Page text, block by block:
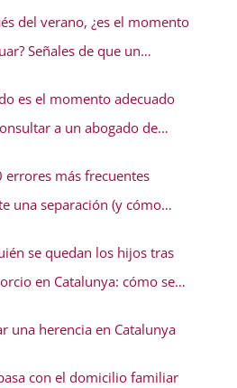
del verano, ¿es el momento
Señales de que un
es el momento adecuado
a un abogado de
errores más frecuentes
una separación (y cómo
se quedan los hijos tras
en Catalunya: cómo se
una herencia en Catalunya
con el domicilio familiar